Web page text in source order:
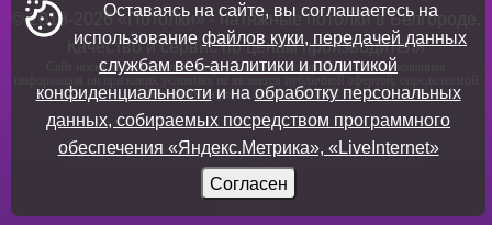
© 2018- 2026«Потолки» - натяжные потолки в Белгороде.
Качество и сервис по ценам производителя
Сайт носит исключительно информационный характер. Опубликованная
информация ни при каких условиях не является публичной офертой, определяемой
положениями пункта 2 статьи 437 ГК РФ
Политика конфиденциальности
Политика обработки персональных данных
Оставаясь на сайте, вы соглашаетесь на
использованиефайлов куки, передачей данных
службам веб-аналитики и политикой
конфиденциальности и на обработку персональных
данных, собираемых посредством программного
обеспечения «Яндекс.Метрика», «LiveInternet»
Согласен